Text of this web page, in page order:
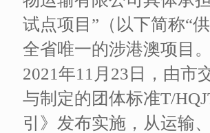
试点项目”（以下简称“
全省唯一的涉港澳项目。
2021年11月23日，由市
与制定的团体标准T/
引》发布实施，从运输